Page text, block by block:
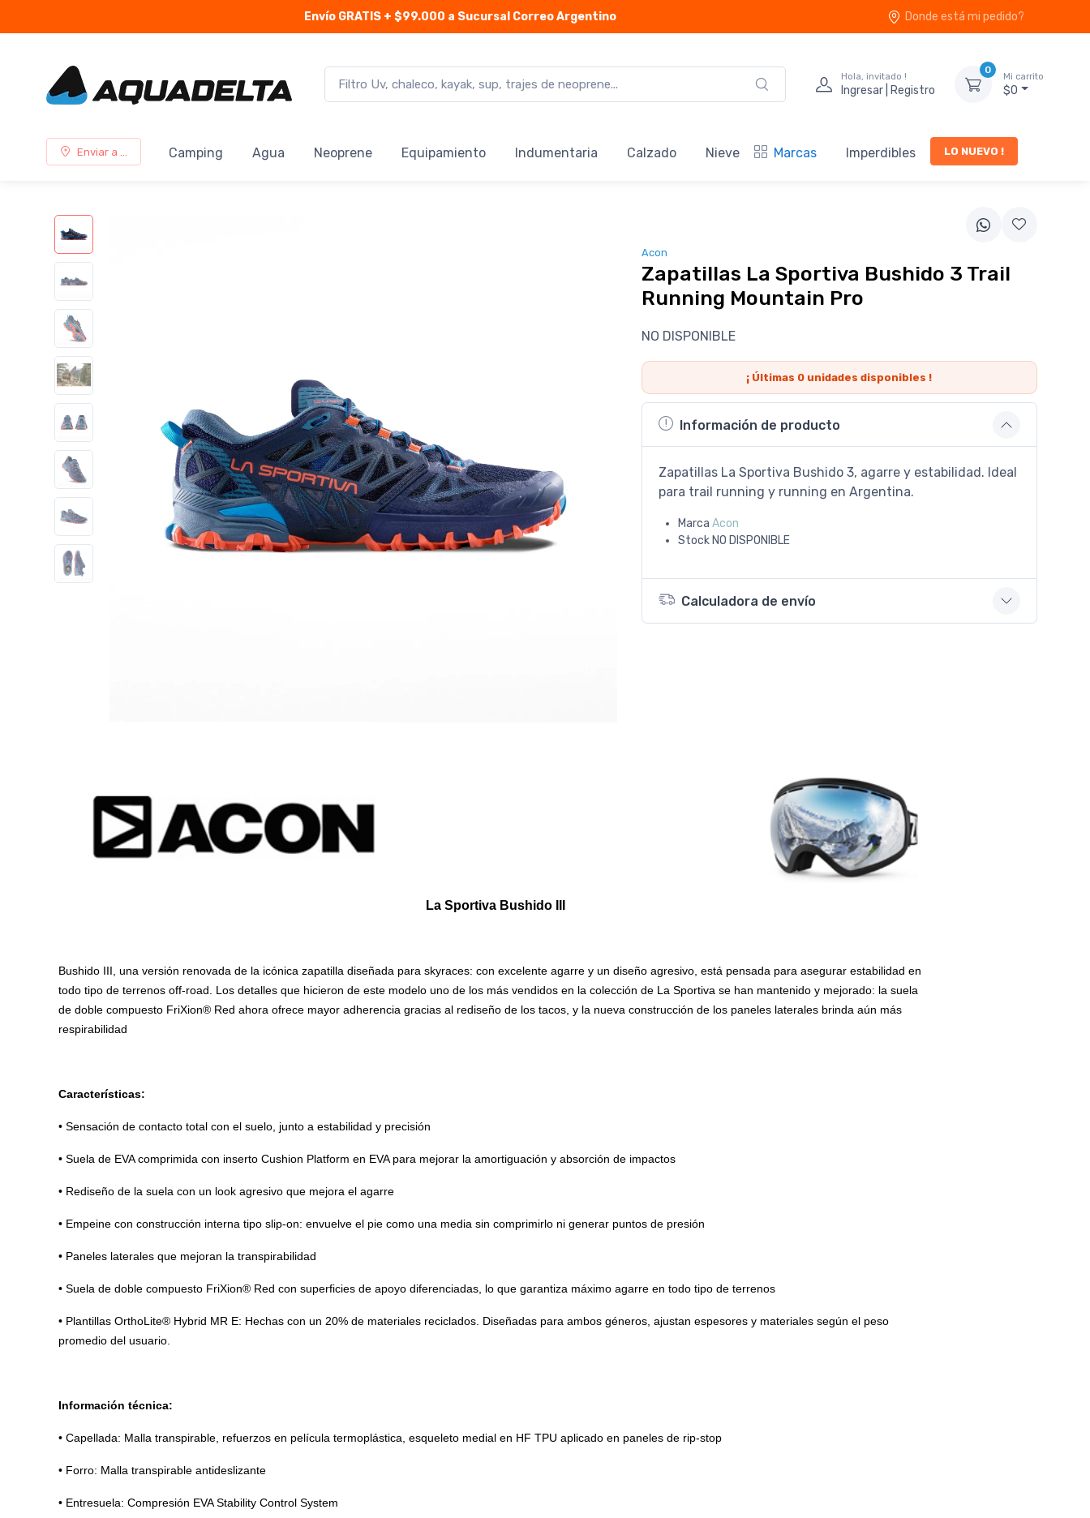
Envío GRATIS + $99.000 a Sucursal Correo Argentino Donde está mi pedido?
Hola, invitado !
Ingresar | Registro
0
Mi carrito
$0
Enviar a ... Camping Agua Neoprene Equipamiento Indumentaria Calzado Nieve Marcas Imperdibles LO NUEVO !
Acon
Zapatillas La Sportiva Bushido 3 Trail
Running Mountain Pro
NO DISPONIBLE
¡ Últimas 0 unidades disponibles !
Información de producto
Zapatillas La Sportiva Bushido 3, agarre y estabilidad. Ideal
para trail running y running en Argentina.
Marca Acon
Stock NO DISPONIBLE
Calculadora de envío
La Sportiva Bushido III
Bushido III, una versión renovada de la icónica zapatilla diseñada para skyraces: con excelente agarre y un diseño agresivo, está pensada para asegurar estabilidad en
todo tipo de terrenos off-road. Los detalles que hicieron de este modelo uno de los más vendidos en la colección de La Sportiva se han mantenido y mejorado: la suela
de doble compuesto FriXion® Red ahora ofrece mayor adherencia gracias al rediseño de los tacos, y la nueva construcción de los paneles laterales brinda aún más
respirabilidad
Características:
• Sensación de contacto total con el suelo, junto a estabilidad y precisión
• Suela de EVA comprimida con inserto Cushion Platform en EVA para mejorar la amortiguación y absorción de impactos
• Rediseño de la suela con un look agresivo que mejora el agarre
• Empeine con construcción interna tipo slip-on: envuelve el pie como una media sin comprimirlo ni generar puntos de presión
• Paneles laterales que mejoran la transpirabilidad
• Suela de doble compuesto FriXion® Red con superficies de apoyo diferenciadas, lo que garantiza máximo agarre en todo tipo de terrenos
• Plantillas OrthoLite® Hybrid MR E: Hechas con un 20% de materiales reciclados. Diseñadas para ambos géneros, ajustan espesores y materiales según el peso
promedio del usuario.
Información técnica:
• Capellada: Malla transpirable, refuerzos en película termoplástica, esqueleto medial en HF TPU aplicado en paneles de rip-stop
• Forro: Malla transpirable antideslizante
• Entresuela: Compresión EVA Stability Control System